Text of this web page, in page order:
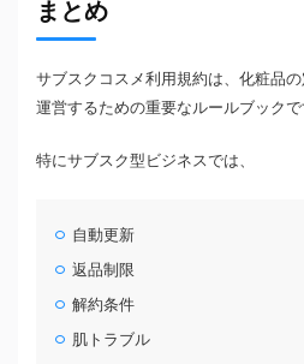
まとめ
サブスクコスメ利用規約は、化粧品
運営するための重要なルールブックで
特にサブスク型ビジネスでは、
自動更新
返品制限
解約条件
肌トラブル